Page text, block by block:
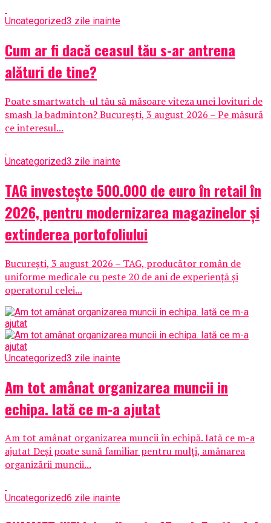
Uncategorized3 zile inainte
Cum ar fi dacă ceasul tău s-ar antrena
alături de tine?
Poate smartwatch-ul tău să măsoare viteza unei lovituri de
smash la badminton? București, 3 august 2026 – Pe măsură
ce interesul...
Uncategorized3 zile inainte
TAG investește 500.000 de euro în retail în
2026, pentru modernizarea magazinelor și
extinderea portofoliului
București, 3 august 2026 – TAG, producător român de
uniforme medicale cu peste 20 de ani de experiență și
operatorul celei...
Uncategorized3 zile inainte
Am tot amânat organizarea muncii in
echipa. Iată ce m-a ajutat
Am tot amânat organizarea muncii în echipă. Iată ce m-a
ajutat Deși poate sună familiar pentru mulți, amânarea
organizării muncii...
Uncategorized6 zile inainte